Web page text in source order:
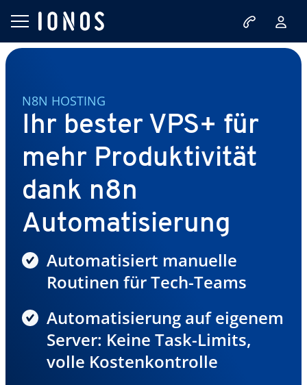
N8N HOSTING
Ihr bester VPS+ für
mehr Produktivität
dank n8n
Automatisierung
Automatisiert manuelle
Routinen für Tech-Teams
Automatisierung auf eigenem
Server: Keine Task-Limits,
volle Kostenkontrolle